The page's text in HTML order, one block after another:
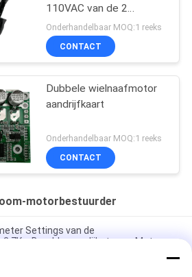
110VAC van de 2
Kwadrant Brushless
gelijkstroom Motor op
Onderhandelbaar MOQ:1 reeks
CONTACT
Dubbele wielnaafmotor
aandrijfkaart
Onderhandelbaar MOQ:1 reeks
CONTACT
motorbestuurder
Settings van de
Brushless gelijkstroom Motor
Motorbestuurder van Hall Brushless